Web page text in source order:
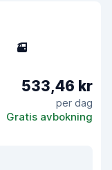
3
533,46 kr
per dag
Gratis avbokning